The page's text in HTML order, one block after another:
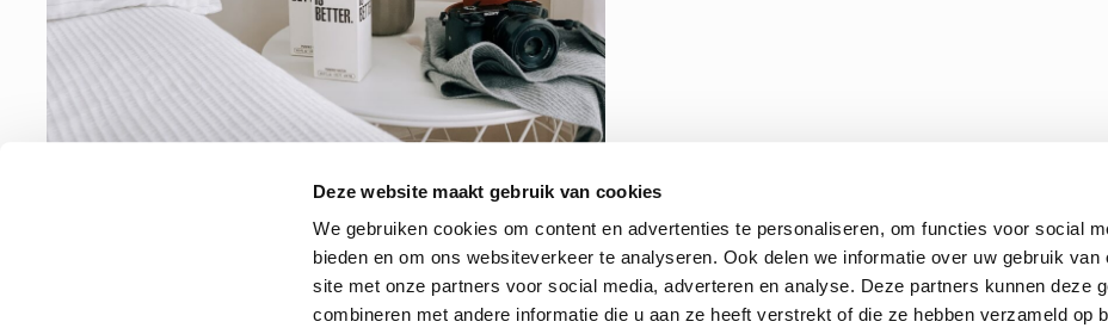
Deze website maakt gebruik van cookies
We gebruiken cookies om content en advertenties te personaliseren, om functies voor social
bieden en om ons websiteverkeer te analyseren. Ook delen we informatie over uw gebruik van
site met onze partners voor social media, adverteren en analyse. Deze partners kunnen deze
combineren met andere informatie die u aan ze heeft verstrekt of die ze hebben verzameld op